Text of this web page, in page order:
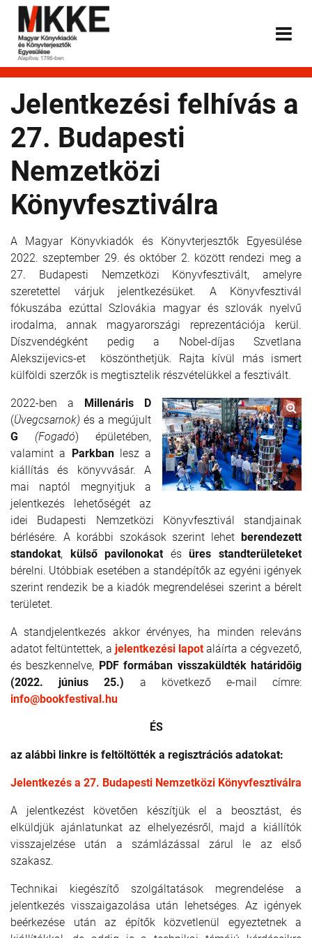
Jelentkezési felhívás a
27. Budapesti
Nemzetközi
Könyvfesztiválra
A Magyar Könyvkiadók és Könyvterjesztők Egyesülése
2022. szeptember 29. és október 2. között rendezi meg a
27. Budapesti Nemzetközi Könyvfesztivált, amelyre
szeretettel várjuk jelentkezésüket. A Könyvfesztivál
fókuszába ezúttal Szlovákia magyar és szlovák nyelvű
irodalma, annak magyarországi reprezentációja kerül.
Díszvendégként pedig a Nobel-díjas Szvetlana
Alekszijevics-et köszönthetjük. Rajta kívül más ismert
külföldi szerzők is megtisztelik részvételükkel a fesztivált.
2022-ben a Millenáris D
(Üvegcsarnok) és a megújult
G
(Fogadó) épületében,
valamint a Parkbanlesz a
kiállítás és könyvvásár. A
mai naptól megnyitjuk a
jelentkezés lehetőségét az
idei Budapesti Nemzetközi Könyvfesztivál standjainak
bérlésére. A korábbi szokások szerint lehet berendezett
standokat, külső pavilonokat ésüres standterületeket
bérelni. Utóbbiak esetében a standépítők az egyéni igények
szerint rendezik be a kiadók megrendelései szerint a bérelt
területet.
A standjelentkezés akkor érvényes, ha minden releváns
adatot feltüntettek, a jelentkezési lapotaláírta a cégvezető,
és beszkennelve, PDF formában visszaküldték határidőig
(2022. június 25.) a következő e-mail címre:
info@bookfestival.hu
ÉS
az alábbi linkre is feltöltötték a regisztrációs adatokat:
Jelentkezés a 27. Budapesti Nemzetközi Könyvfesztiválra
A jelentkezést követően készítjük el a beosztást, és
elküldjük ajánlatunkat az elhelyezésről, majd a kiállítók
visszajelzése után a számlázással zárul le az első
szakasz.
Technikai kiegészítő szolgáltatások megrendelése a
jelentkezés visszaigazolása után lehetséges. Az igények
beérkezése után az építők közvetlenül egyeztetnek a